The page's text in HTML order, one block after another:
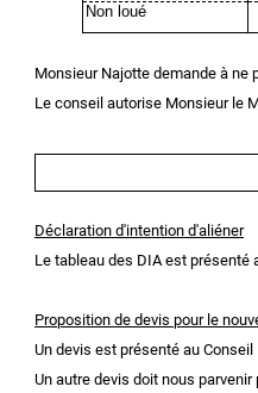
Non loué
Monsieur Najotte demande à ne
Le conseil autorise Monsieur le
Déclaration d'intention d'aliéner
Le tableau des DIA est présenté
Proposition de devis pour le
Un devis est présenté au
Un autre devis doit nous